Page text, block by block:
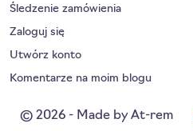
Śledzenie zamówienia
Zaloguj się
Utwórz konto
Komentarze na moim blogu
© 2026 - Made by At-rem